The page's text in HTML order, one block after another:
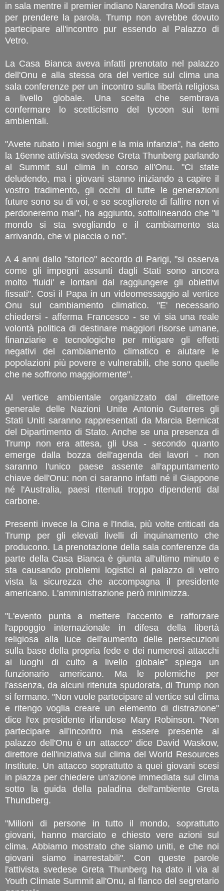
in sala mentre il premier indiano Narendra Modi stava
per prendere la parola. Trump non avrebbe dovuto
partecipare all'incontro pur essendo al Palazzo di
Vetro.
La Casa Bianca aveva infatti prenotato nel palazzo
dell'Onu e alla stessa ora del vertice sul clima una
sala conferenze per un incontro sulla libertà religiosa
a livello globale. Una scelta che sembrava
confermare lo scetticismo del tycoon sui temi
ambientali.
"Avete rubato i miei sogni e la mia infanzia", ha detto
la 16enne attivista svedese Greta Thunberg parlando
al Summit sul clima in corso all'Onu. "Ci state
deludendo, ma i giovani stanno iniziando a capire il
vostro tradimento, gli occhi di tutte le generazioni
future sono su di voi, e se sceglierete di fallire non vi
perdoneremo mai", ha aggiunto, sottolineando che "il
mondo si sta svegliando e il cambiamento sta
arrivando, che vi piaccia o no".
A 4 anni dallo "storico" accordo di Parigi, "si osserva
come gli impegni assunti dagli Stati sono ancora
molto 'fluidi' e lontani dal raggiungere gli obiettivi
fissati". Così il Papa in un videomessaggio al vertice
Onu sul cambiamento climatico. "E' necessario
chiedersi - afferma Francesco - se vi sia una reale
volontà politica di destinare maggiori risorse umane,
finanziarie e tecnologiche per mitigare gli effetti
negativi del cambiamento climatico e aiutare le
popolazioni più povere e vulnerabili, che sono quelle
che ne soffrono maggiormente".
Al vertice ambientale organizzato dal direttore
generale delle Nazioni Unite Antonio Guterres gli
Stati Uniti saranno rappresentati da Marcia Bernicat
del Dipartimento di Stato. Anche se una presenza di
Trump non era attesa, gli Usa - secondo quanto
emerge dalla bozza dell'agenda dei lavori - non
saranno l'unico paese assente all'appuntamento
chiave dell'Onu: non ci saranno infatti né il Giappone
né l'Australia, paesi ritenuti troppo dipendenti dal
carbone.
Presenti invece la Cina e l'India, più volte criticati da
Trump per gli elevati livelli di inquinamento che
producono. La prenotazione della sala conferenze da
parte della Casa Bianca è giunta all'ultimo minuto e
sta causando problemi logistici al palazzo di vetro
vista la sicurezza che accompagna il presidente
americano. L'amministrazione però minimizza.
"L'evento punta a mettere l'accento e rafforzare
l'appoggio internazionale in difesa della libertà
religiosa alla luce dell'aumento delle persecuzioni
sulla base della propria fede e dei numerosi attacchi
ai luoghi di culto a livello globale" spiega un
funzionario americano. Ma le polemiche per
l'assenza, da alcuni ritenuta spudorata, di Trump non
si fermano. "Non vuole partecipare al vertice sul clima
e ritengo voglia creare un elemento di distrazione"
dice l'ex presidente irlandese Mary Robinson. "Non
partecipare all'incontro ma essere presente al
palazzo dell'Onu è un attacco" dice David Waskow,
direttore dell'iniziativa sul clima del World Resources
Institute. Un attacco soprattutto a quei giovani scesi
in piazza per chiedere un'azione immediata sul clima
sotto la guida della paladina dell'ambiente Greta
Thundberg.
"Milioni di persone in tutto il mondo, soprattutto
giovani, hanno marciato e chiesto vere azioni sul
clima. Abbiamo mostrato che siamo uniti, e che noi
giovani siamo inarrestabili". Con queste parole
l'attivista svedese Greta Thunberg ha dato il via al
Youth Climate Summit all'Onu, al fianco del segretario